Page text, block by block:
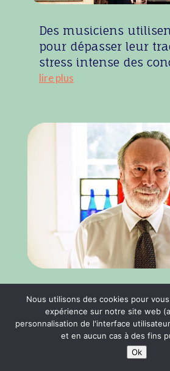
Des musiciens
pour dépasser leur
stress intense des
lire plus
Traduction de
Stephen Porges du 2
dans The Guardian
lire plus
Nous utilisons des cookies pour
expérience sur notre site web
personnalisation de l'interface
et en aucun cas à des fins
Ok